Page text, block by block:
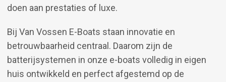
doen aan prestaties of luxe.
Bij Van Vossen E-Boats staan innovatie en
betrouwbaarheid centraal. Daarom zijn de
batterijsystemen in onze e-boats volledig in eigen
huis ontwikkeld en perfect afgestemd op de